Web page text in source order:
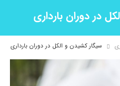
در دوران بارداری
سیگار کشیدن و الکل در دوران بارداری